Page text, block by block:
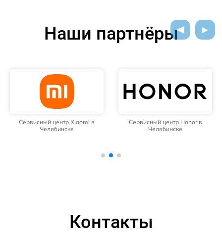
Наши партнёры
Сервисный центр Xiaomi в
Челябинске
Сервисный центр Honor в
Челябинске
Контакты